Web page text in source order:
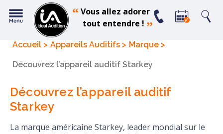
“Vous allez adorer
tout entendre ! ”
Accueil Appareils Auditifs Marque
Découvrez l’appareil auditif Starkey
Découvrez l’appareil auditif
Starkey
La marque américaine Starkey, leader mondial sur le